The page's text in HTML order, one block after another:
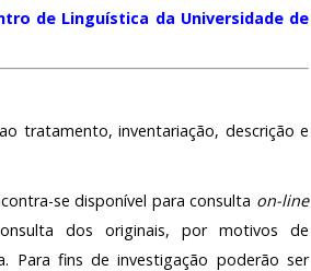
de Linguística da Universidade de
tratamento, inventariação, descrição e
se disponível para consulta on-line
dos originais, por motivos de
Para fins de investigação poderão ser